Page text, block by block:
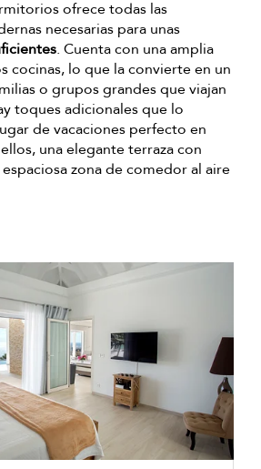
ofrece todas las
necesarias para unas
. Cuenta con una amplia
cocinas, lo que la convierte en un
o grupos grandes que viajan
toques adicionales que lo
de vacaciones perfecto en
una elegante terraza con
zona de comedor al aire